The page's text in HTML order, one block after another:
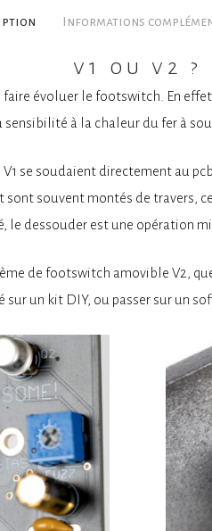
Informations
v1 ou v2 ?
faire évoluer le footswitch. En
à la chaleur du fer à
se soudaient directement au
sont souvent montés de travers,
le dessouder est une opération
de footswitch amovible V2,
un kit DIY, ou passer sur un